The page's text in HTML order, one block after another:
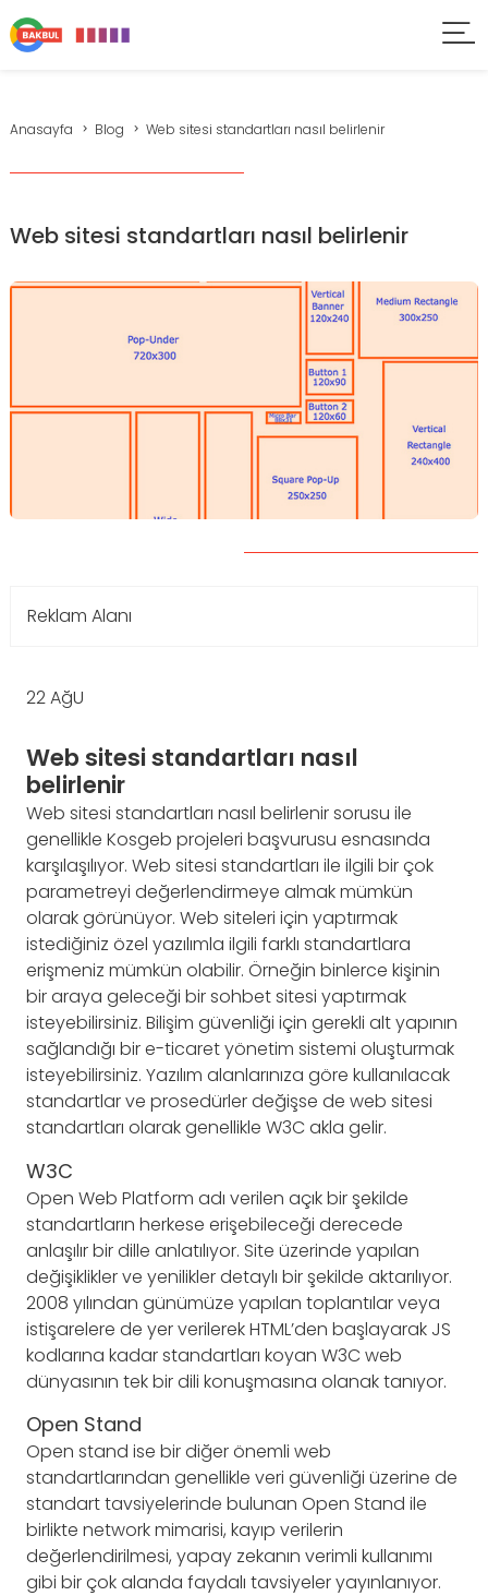
Anasayfa Blog Web sitesi standartları nasıl belirlenir
Web sitesi standartları nasıl belirlenir
Reklam Alanı
22AğU
Web sitesi standartları nasıl
belirlenir
Web sitesi standartları nasıl belirlenir sorusu ile
genellikle Kosgeb projeleri başvurusu esnasında
karşılaşılıyor. Web sitesi standartları ile ilgili bir çok
parametreyi değerlendirmeye almak mümkün
olarak görünüyor. Web siteleri için yaptırmak
istediğiniz özel yazılımla ilgili farklı standartlara
erişmeniz mümkün olabilir. Örneğin binlerce kişinin
bir araya geleceği bir sohbet sitesi yaptırmak
isteyebilirsiniz. Bilişim güvenliği için gerekli alt yapının
sağlandığı bir e-ticaret yönetim sistemi oluşturmak
isteyebilirsiniz. Yazılım alanlarınıza göre kullanılacak
standartlar ve prosedürler değişse de web sitesi
standartları olarak genellikle W3C akla gelir.
W3C
Open Web Platform adı verilen açık bir şekilde
standartların herkese erişebileceği derecede
anlaşılır bir dille anlatılıyor. Site üzerinde yapılan
değişiklikler ve yenilikler detaylı bir şekilde aktarılıyor.
2008 yılından günümüze yapılan toplantılar veya
istişarelere de yer verilerek HTML’den başlayarak JS
kodlarına kadar standartları koyan W3C web
dünyasının tek bir dili konuşmasına olanak tanıyor.
Open Stand
Open stand ise bir diğer önemli web
standartlarından genellikle veri güvenliği üzerine de
standart tavsiyelerinde bulunan Open Stand ile
birlikte network mimarisi, kayıp verilerin
değerlendirilmesi, yapay zekanın verimli kullanımı
gibi bir çok alanda faydalı tavsiyeler yayınlanıyor.